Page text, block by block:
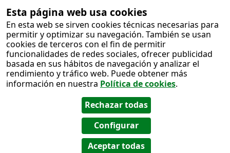
Esta página web usa cookies
En esta web se sirven cookies técnicas necesarias para
permitir y optimizar su navegación. También se usan
cookies de terceros con el fin de permitir
funcionalidades de redes sociales, ofrecer publicidad
basada en sus hábitos de navegación y analizar el
rendimiento y tráfico web. Puede obtener más
información en nuestra Política de cookies.